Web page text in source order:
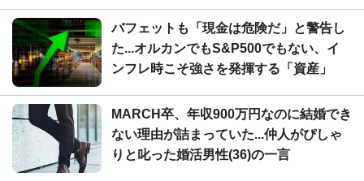
バフェットも「現金は危険だ」と警告し
た...オルカンでもS&P500でもない、イ
ンフレ時こそ強さを発揮する「資産」
MARCH卒、年収900万円なのに結婚でき
ない理由が詰まっていた...仲人がぴしゃ
りと叱った婚活男性(36)の一言